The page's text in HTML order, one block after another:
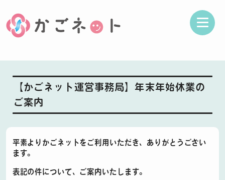
MENU
地域住民の方
参加施設
【かごネット運営事務局】年末年始休業の
ご案内
平素よりかごネットをご利用いただき、ありがとうござい
ます。
表記の件について、ご案内いたします。